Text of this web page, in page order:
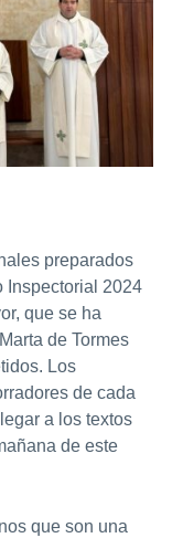
preparados
Inspectorial 2024
que se ha
de Tormes
Los
de cada
a los textos
de este
que son una